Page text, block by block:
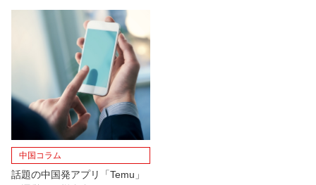
中国コラム
話題の中国発アプリ「Temu」